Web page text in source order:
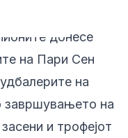
донесе
на Пари Сен
на
завршувањето на
и трофејот